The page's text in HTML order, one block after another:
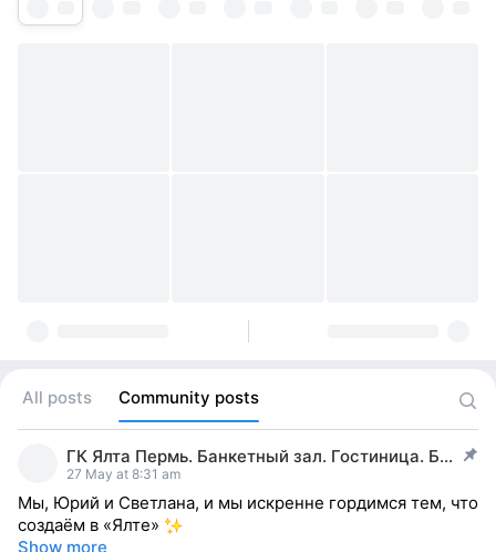
All posts Community posts
ГК Ялта Пермь. Банкетный зал. Гостиница. Баня.
post pinned
27 May at 8:31 am
Мы, Юрий и Светлана, и мы искренне гордимся тем, что
создаём в «Ялте»
Show more